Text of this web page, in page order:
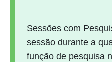
Sessões com
sessão durante a
função de pesquisa